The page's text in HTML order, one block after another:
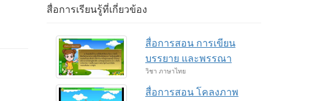
สื่อการเรียนรู้ที่เกี่ยวข้อง
สื่อการสอน การเขียน
บรรยาย และพรรณา
วิชา ภาษาไทย
สื่อการสอน โคลงภาพ